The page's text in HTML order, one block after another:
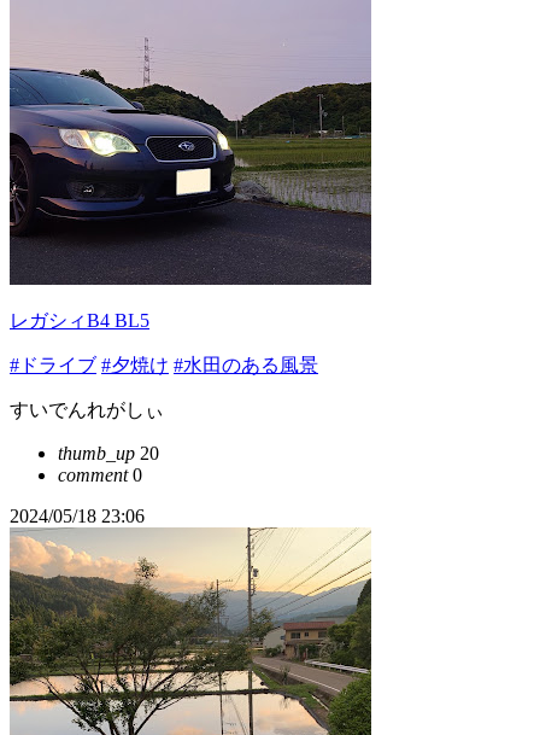
レガシィB4 BL5
#ドライブ #夕焼け #水田のある風景
すいでんれがしぃ
thumb_up 20
comment0
2024/05/18 23:06